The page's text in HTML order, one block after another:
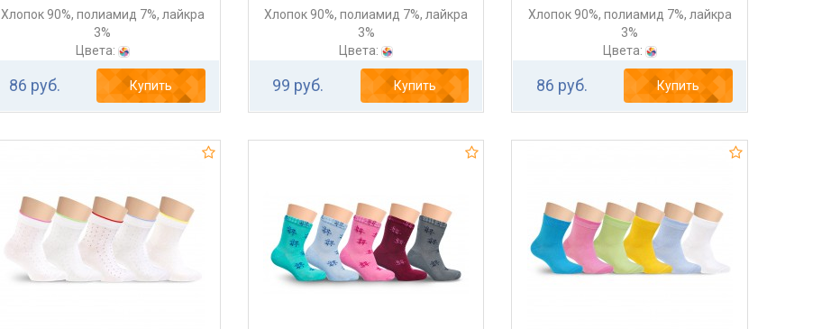
Хлопок 90%, полиамид 7%, лайкра
3%
Цвета:
86 руб. Купить
Хлопок 90%, полиамид 7%, лайкра
3%
Цвета:
99 руб. Купить
Хлопок 90%, полиамид 7%, лайкра
3%
Цвета:
86 руб. Купить